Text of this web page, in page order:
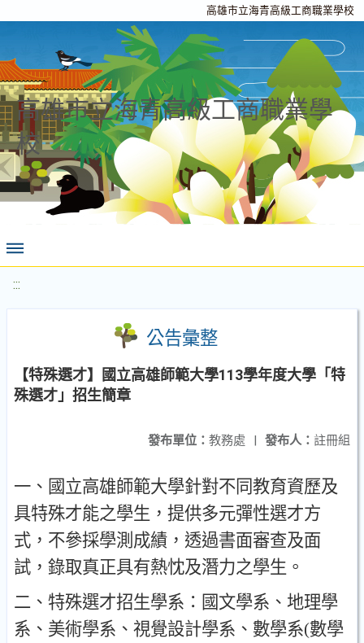
高雄市立海青高級工商職業學校
高雄市立海青高級工商職業學
校
:::
公告彙整
【特殊選才】國立高雄師範大學113學年度大學「特
殊選才」招生簡章
發布人： 註冊組
發布單位： 教務處 |
一 、 國立高雄師範大學針對不同教育資歷及
具特殊才能之學生 ， 提供多元彈性選才方
式 ， 不參採學測成績 ， 透過書面審查及面
試 ， 錄取真正具有熱忱及潛力之學生 。
二 、 特殊選才招生學系 ： 國文學系 、 地理學
系 、 美術學系 、 視覺設計學系 、 數學系(數學